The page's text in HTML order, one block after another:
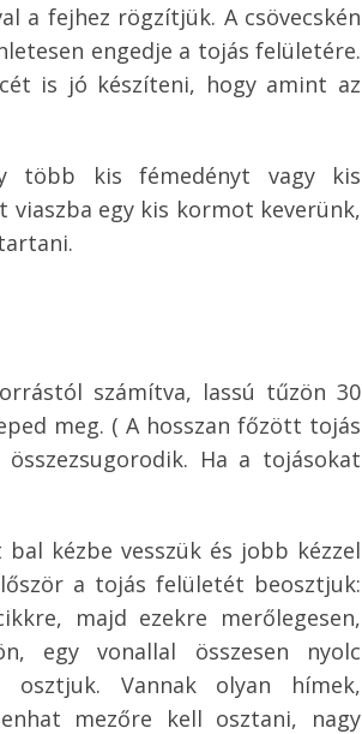
a fejhez rögzítjük. A csövecskén
engedje a tojás felületére.
is jó készíteni, hogy amint az
több kis fémedényt vagy kis
viaszba egy kis kormot keverünk,
számítva, lassú tűzön 30
meg. ( A hosszan főzött tojás
Ha a tojásokat
kézbe vesszük és jobb kézzel
a tojás felületét beosztjuk:
majd ezekre merőlegesen,
egy vonallal összesen nyolc
osztjuk. Vannak olyan hímek,
mezőre kell osztani, nagy